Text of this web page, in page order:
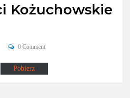
Kożuchowskie
0 Comment
Pobierz